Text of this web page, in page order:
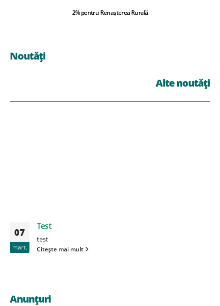
2% pentru Renașterea Rurală
Noutăți
Alte noutăți
07
mart.
Test
test
Citește mai mult
Anunțuri